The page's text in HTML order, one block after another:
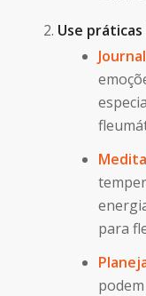
Use
para